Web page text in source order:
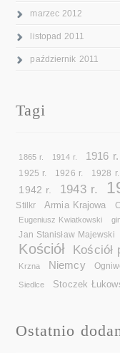
marzec 2012
listopad 2011
październik 2011
Tagi
1865 r. 1914 r. 1916 r.
1925 r. 1926 r. 1928 r.
1942 r. 1943 r.
Stilkr
Armia Krajowa
Eugeniusz Kwiatkowski
Jan Stanisław Majewski
Kościół Kościół
Krzna Niemcy
Siedlce Stoczek
Ostatnio